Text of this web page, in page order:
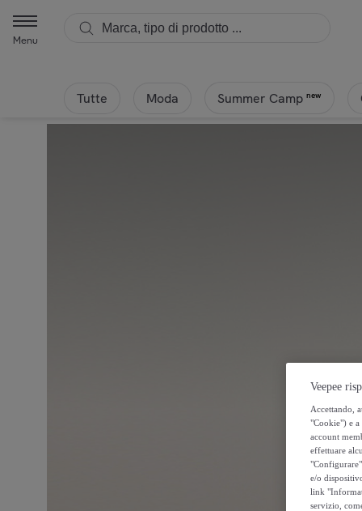
Menu
Tutte Moda Summer Camp new
Veepee
Accettando,
"Cookie") e
account
effettuare
e/o
link
servizio,